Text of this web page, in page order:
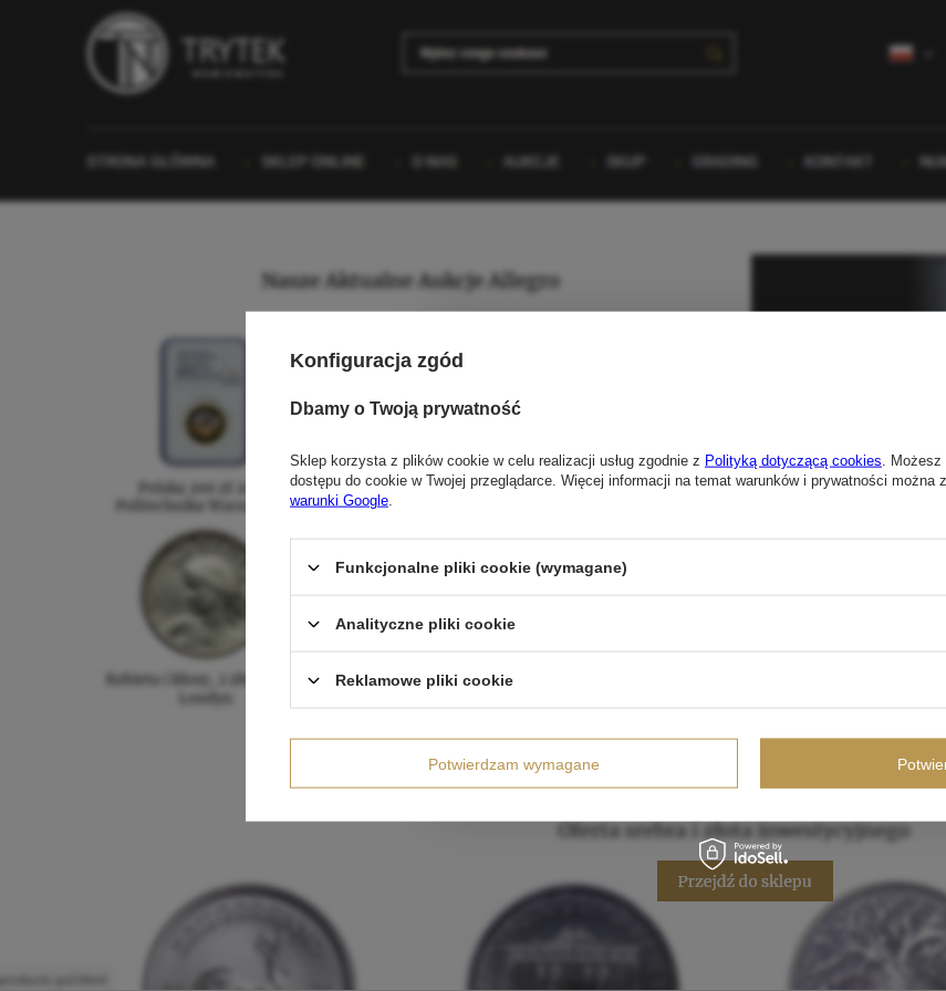
Konfiguracja zgód
Dbamy o Twoją prywatność
Sklep korzysta z plików cookie w celu realizacji usług zgodnie z Polityką dotyczącą cookies .
dostępu do cookie w Twojej przeglądarce. Więcej informacji na temat warunków i prywatności można
warunki Google
Funkcjonalne pliki cookie (wymagane)
Analityczne pliki cookie
Reklamowe pliki cookie
Potwierdzam wymagane